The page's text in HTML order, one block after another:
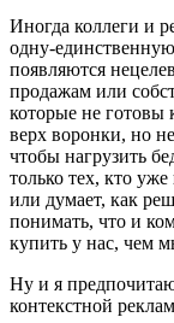
Иногда коллеги и
одну-
появляются
продажам или
которые не готовы
верх воронки, но
чтобы нагрузить
только тех, кто
или думает, как
понимать, что и
купить у нас, чем
Ну и я
контекстной